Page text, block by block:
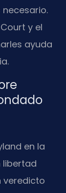
y el
ayuda
en la
libertad
veredicto